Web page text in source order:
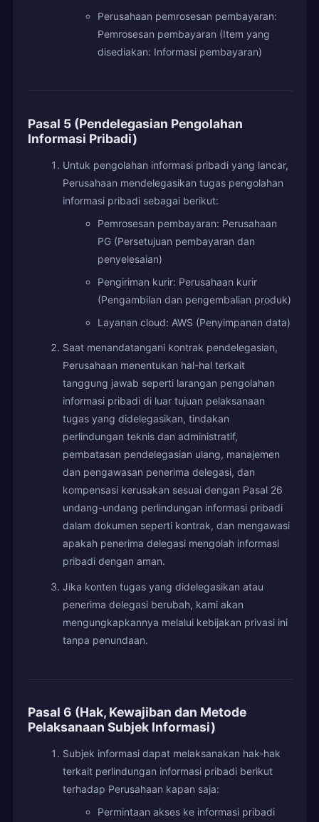
Perusahaan pemrosesan pembayaran:
Pemrosesan pembayaran (Item yang
disediakan: Informasi pembayaran)
Pasal 5 (Pendelegasian Pengolahan
Informasi Pribadi)
Untuk pengolahan informasi pribadi yang lancar,
Perusahaan mendelegasikan tugas pengolahan
informasi pribadi sebagai berikut:
Pemrosesan pembayaran: Perusahaan
PG (Persetujuan pembayaran dan
penyelesaian)
Pengiriman kurir: Perusahaan kurir
(Pengambilan dan pengembalian produk)
Layanan cloud: AWS (Penyimpanan data)
Saat menandatangani kontrak pendelegasian,
Perusahaan menentukan hal-hal terkait
tanggung jawab seperti larangan pengolahan
informasi pribadi di luar tujuan pelaksanaan
tugas yang didelegasikan, tindakan
perlindungan teknis dan administratif,
pembatasan pendelegasian ulang, manajemen
dan pengawasan penerima delegasi, dan
kompensasi kerusakan sesuai dengan Pasal 26
undang-undang perlindungan informasi pribadi
dalam dokumen seperti kontrak, dan mengawasi
apakah penerima delegasi mengolah informasi
pribadi dengan aman.
Jika konten tugas yang didelegasikan atau
penerima delegasi berubah, kami akan
mengungkapkannya melalui kebijakan privasi ini
tanpa penundaan.
Pasal 6 (Hak, Kewajiban dan Metode
Pelaksanaan Subjek Informasi)
Subjek informasi dapat melaksanakan hak-hak
terkait perlindungan informasi pribadi berikut
terhadap Perusahaan kapan saja:
Permintaan akses ke informasi pribadi